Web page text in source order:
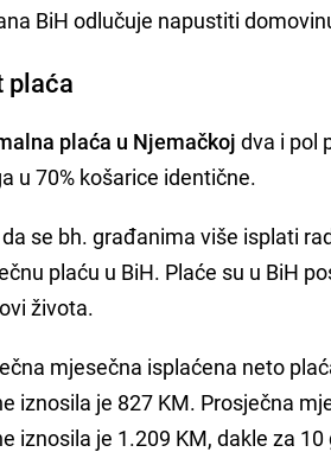
BiH odlučuje napustiti
plaća
plaća u Njemačkoj dva i pol
u 70% košarice identične.
se bh. građanima više isplati
plaću u BiH. Plaće su u BiH
života.
mjesečna isplaćena neto
iznosila je 827 KM. Prosječna
iznosila je 1.209 KM, dakle za